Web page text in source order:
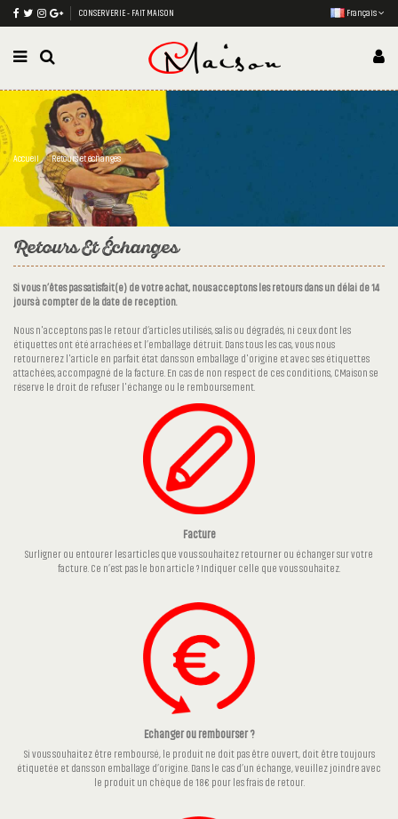
CONSERVERIE - FAIT MAISON Français
Accueil Retours et échanges
Retours Et Échanges
Si vous n’êtes pas satisfait(e) de votre achat, nous acceptons les retours dans un délai de 14
jours à compter de la date de reception.
Nous n'acceptons pas le retour d’articles utilisés, salis ou dégradés, ni ceux dont les
étiquettes ont été arrachées et l’emballage détruit. Dans tous les cas, vous nous
retournerez l'article en parfait état dans son emballage d'origine et avec ses étiquettes
attachées, accompagné de la facture. En cas de non respect de ces conditions, CMaison se
réserve le droit de refuser l'échange ou le remboursement.
Facture
Surligner ou entourer les articles que vous souhaitez retourner ou échanger sur votre
facture. Ce n’est pas le bon article ? Indiquer celle que vous souhaitez.
Echanger ou rembourser ?
Si vous souhaitez être remboursé, le produit ne doit pas être ouvert, doit être toujours
étiquetée et dans son emballage d’origine. Dans le cas d’un échange, veuillez joindre avec
le produit un chèque de 18€ pour les frais de retour.